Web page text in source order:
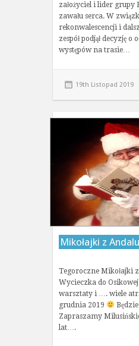
założyciel i lider grupy
zawału serca. W
rekonwalescencji i
zespół podjął decyzję o
występów na trasie…
19th Listopad 2019
Mikołajki z
Tegoroczne Mikołajki
Wycieczka do
warsztaty i …. wiele
grudnia 2019
Zapraszamy
lat….